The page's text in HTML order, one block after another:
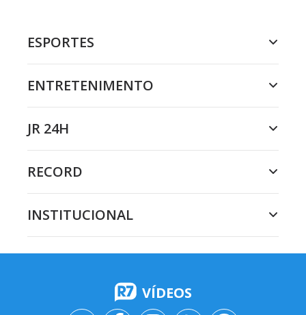
ESPORTES
ENTRETENIMENTO
JR 24H
RECORD
INSTITUCIONAL
VÍDEOS